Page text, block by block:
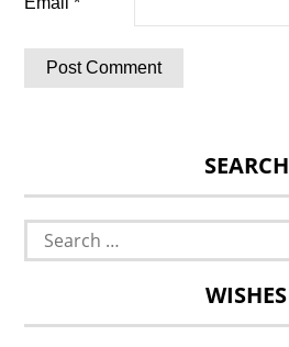
SEARCH
Search
for:
WISHES